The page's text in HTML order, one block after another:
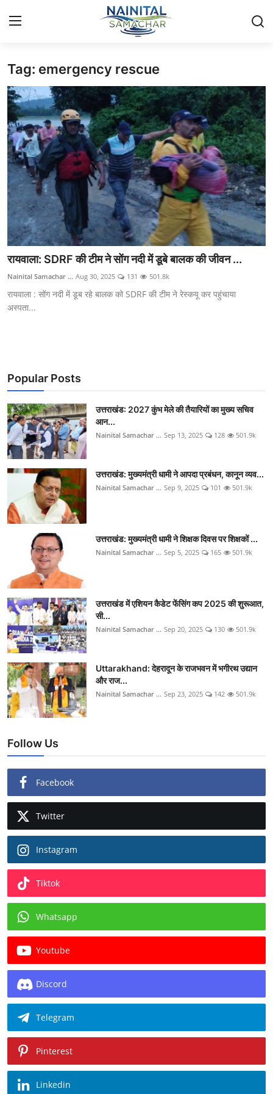
Login Register
Home
🏔️ स्थानीय समाचार
🗳️ राजनीति
🏞️ पर्यटन और संस्कृति
🌍 अंतर्राष्ट्रीय समाचार
💼 व्यापार और अर्थव्यवस्था
Tag: emergency rescue
रायवाला: SDRF की टीम ने सोंग नदी में डूबे बालक की जीवन ...
Nainital Samachar ... Aug 30, 2025 131 501.8k
रायवाला : सोंग नदी में डूब रहे बालक को SDRF की टीम ने रेस्कयू कर पहुंचाया
अस्पता...
Popular Posts
उत्तराखंड: 2027 कुंभ मेले की तैयारियों का मुख्य सचिव
आन...
Nainital Samachar ... Sep 13, 2025 128 501.9k
उत्तराखंड: मुख्यमंत्री धामी ने आपदा प्रबंधन, कानून व्यव...
Nainital Samachar ... Sep 9, 2025 101 501.9k
उत्तराखंड: मुख्यमंत्री धामी ने शिक्षक दिवस पर शिक्षकों ...
Nainital Samachar ... Sep 5, 2025 165 501.9k
उत्तराखंड में एशियन कैडेट फेंसिंग कप 2025 की शुरूआत,
सी...
Nainital Samachar ... Sep 20, 2025 130 501.9k
Uttarakhand: देहरादून के राजभवन में भगीरथ उद्यान
और राज...
Nainital Samachar ... Sep 23, 2025 142 501.9k
Follow Us
Facebook
Twitter
Instagram
Tiktok
Whatsapp
Youtube
Discord
Telegram
Pinterest
Linkedin